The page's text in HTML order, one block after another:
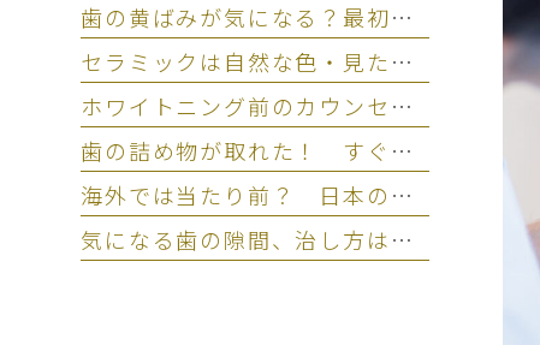
歯の黄ばみが気になる？最初の対処と注意すべきNG行動を歯科医師が解説
セラミックは自然な色・見た目になる？ 仕上がりの違いを左右するポイント
ホワイトニング前のカウンセリングとは？ 相談なしの注意点とリスク
歯の詰め物が取れた！ すぐ歯医者に行けない場合の応急処置と放置リスク
海外では当たり前？ 日本のホワイトニングとの違いを比較
気になる歯の隙間、治し方は？ セラミック治療という選択肢